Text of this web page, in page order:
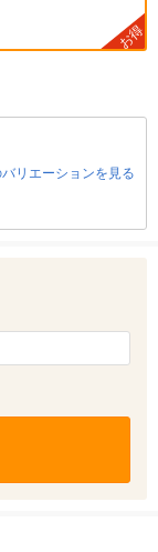
お得
リエーションを見る